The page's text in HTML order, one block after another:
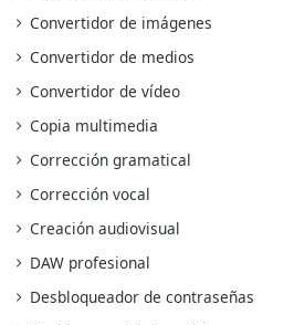
Convertidor de imágenes
Convertidor de medios
Convertidor de vídeo
Copia multimedia
Corrección gramatical
Corrección vocal
Creación audiovisual
DAW profesional
Desbloqueador de contraseñas